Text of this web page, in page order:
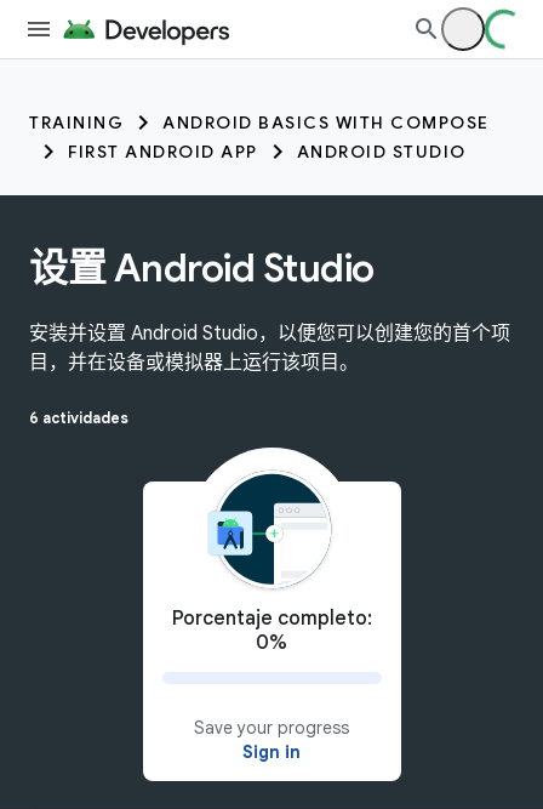
TRAINING
ANDROID BASICS WITH COMPOSE
FIRST ANDROID APP
ANDROID STUDIO
设置 Android Studio
安装并设置 Android Studio，以便您可以创建您的首个项
目，并在设备或模拟器上运行该项目。
6 actividades
Porcentaje completo:
0%
Save your progress
Sign in